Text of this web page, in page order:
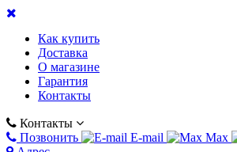
Как купить
Доставка
О магазине
Гарантия
Контакты
Контакты
Позвонить
E-mail Max